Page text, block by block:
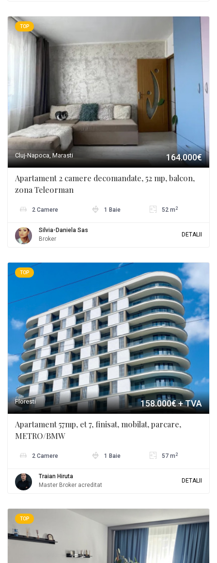
TOP
Cluj-Napoca, Marasti 164.000€
Apartament 2 camere decomandate, 52 mp, balcon,
zona Teleorman
2 Camere 1 Baie 52 m 2
Silvia-Daniela Sas
Broker
DETALII
TOP
Floresti 158.000€+ TVA
Apartament 57mp, et 7, finisat, mobilat, parcare,
METRO/BMW
2 Camere 1 Baie 57 m 2
Traian Hiruta
Master Broker acreditat
DETALII
TOP